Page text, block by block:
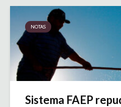
NOTAS
Sistema FAEP